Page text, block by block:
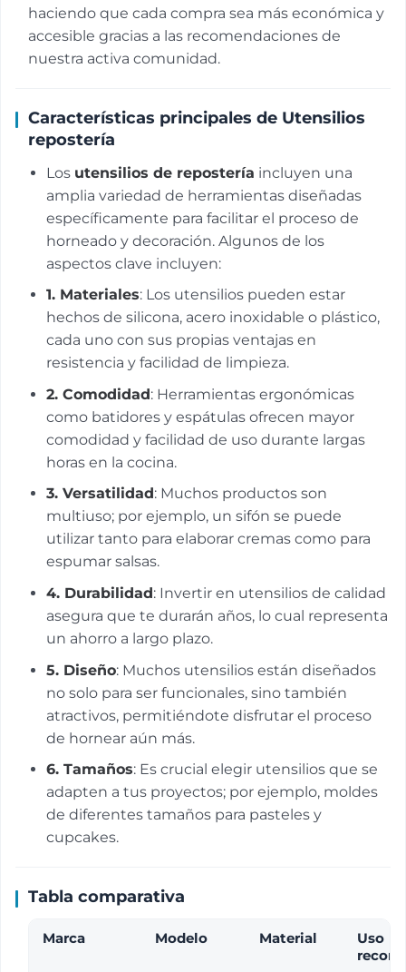
haciendo que cada compra sea más económica y
accesible gracias a las recomendaciones de
nuestra activa comunidad.
Características principales de Utensilios
repostería
Los utensilios de repostería incluyen una
amplia variedad de herramientas diseñadas
específicamente para facilitar el proceso de
horneado y decoración. Algunos de los
aspectos clave incluyen:
1. Materiales: Los utensilios pueden estar
hechos de silicona, acero inoxidable o plástico,
cada uno con sus propias ventajas en
resistencia y facilidad de limpieza.
2. Comodidad: Herramientas ergonómicas
como batidores y espátulas ofrecen mayor
comodidad y facilidad de uso durante largas
horas en la cocina.
3. Versatilidad: Muchos productos son
multiuso; por ejemplo, un sifón se puede
utilizar tanto para elaborar cremas como para
espumar salsas.
4. Durabilidad: Invertir en utensilios de calidad
asegura que te durarán años, lo cual representa
un ahorro a largo plazo.
5. Diseño: Muchos utensilios están diseñados
no solo para ser funcionales, sino también
atractivos, permitiéndote disfrutar el proceso
de hornear aún más.
6. Tamaños: Es crucial elegir utensilios que se
adapten a tus proyectos; por ejemplo, moldes
de diferentes tamaños para pasteles y
cupcakes.
Tabla comparativa
Marca Modelo Material
Uso